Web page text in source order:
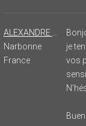
Narbonne
France
je
vos